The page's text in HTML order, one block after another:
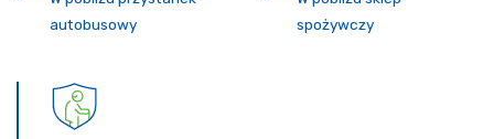
autobusowy
spożywczy